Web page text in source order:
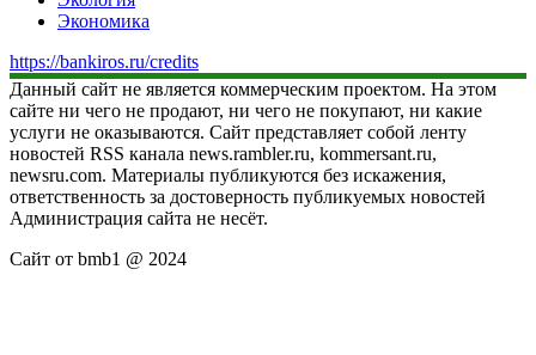
Экономика
https://bankiros.ru/credits
Данный сайт не является коммерческим проектом. На этом
сайте ни чего не продают, ни чего не покупают, ни какие
услуги не оказываются. Сайт представляет собой ленту
новостей RSS канала news.rambler.ru, kommersant.ru,
newsru.com. Материалы публикуются без искажения,
ответственность за достоверность публикуемых новостей
Администрация сайта не несёт.
Сайт от bmb1 @ 2024